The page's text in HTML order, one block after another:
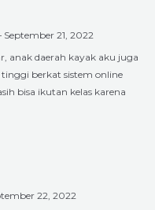
September 21, 2022
anak daerah kayak aku juga
berkat sistem online
bisa ikutan kelas karena
22, 2022